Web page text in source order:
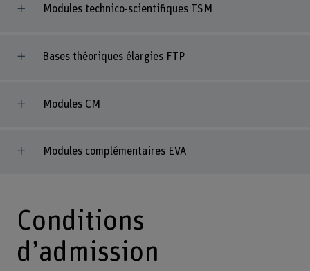
Modules technico-scientifiques TSM
Bases théoriques élargies FTP
Modules CM
Modules complémentaires EVA
Conditions
d’admission